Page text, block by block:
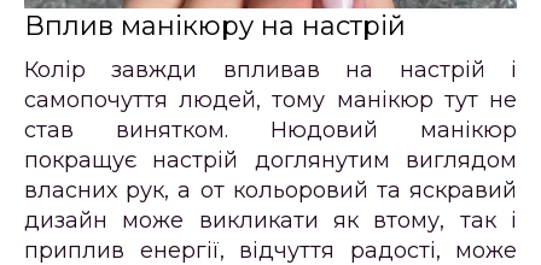
Вплив манікюру на настрій
Колір завжди впливав на настрій і
самопочуття людей, тому манікюр тут не
став винятком. Нюдовий манікюр
покращує настрій доглянутим виглядом
власних рук, а от кольоровий та яскравий
дизайн може викликати як втому, так і
приплив енергії, відчуття радості, може